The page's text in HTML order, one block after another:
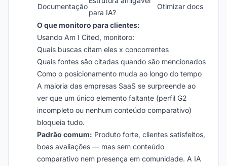
Documentação
para IA?
Otimizar docs
O que monitoro para clientes:
Usando Am I Cited, monitoro:
Quais buscas citam eles x concorrentes
Quais fontes são citadas quando são mencionados
Como o posicionamento muda ao longo do tempo
A maioria das empresas SaaS se surpreende ao
ver que um único elemento faltante (perfil G2
incompleto ou nenhum conteúdo comparativo)
bloqueia tudo.
Padrão comum: Produto forte, clientes satisfeitos,
boas avaliações — mas sem conteúdo
comparativo nem presença em comunidade. A IA